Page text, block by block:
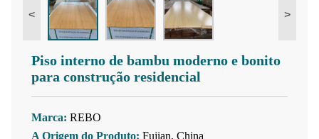
< >
Piso interno de bambu moderno e bonito
para construção residencial
Marca: REBO
A Origem do Produto: Fujian, China